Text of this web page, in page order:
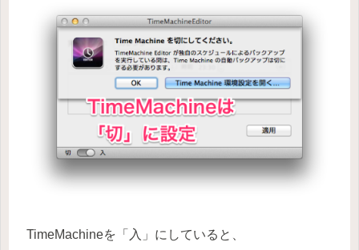
TimeMachineを「入」にしていると、